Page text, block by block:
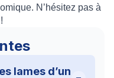
N’hésitez pas à
!
lames d’un